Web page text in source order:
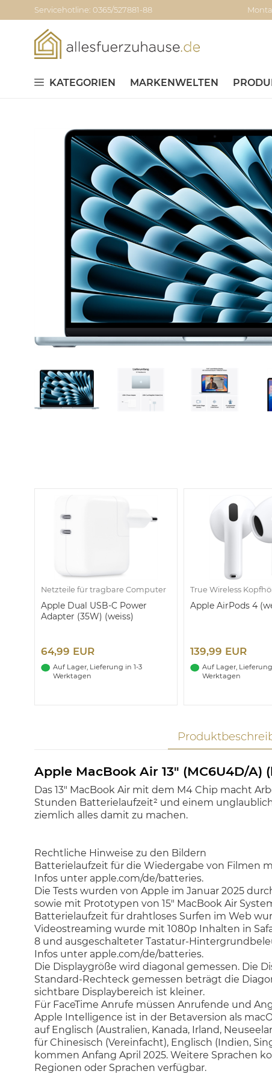
Servicehotline: 0365/527881-88
KATEGORIEN MARKENWELTEN
Netzteile für tragbare Computer
Apple Dual USB-C Power
Adapter (35W) (weiss)
64,99 EUR
Auf Lager, Lieferung in 1-3
Werktagen
True Wireless
Apple AirPods 4
139,99 EUR
Auf Lager, Lieferung
Werktagen
Apple MacBook Air 13" (MC6U4D/A)
Das 13" MacBook Air mit dem M4 Chip macht
Stunden Batterielaufzeit² und einem
ziemlich alles damit zu machen.
Rechtliche Hinweise zu den Bildern
Batterielaufzeit für die Wiedergabe von Filmen
Infos unter apple.com/de/batteries.
Die Tests wurden von Apple im Januar 2025
sowie mit Prototypen von 15" MacBook Air
Batterielaufzeit für drahtloses Surfen im Web
Videostreaming wurde mit 1080p Inhalten in
8 und ausgeschalteter Tastatur-
Infos unter apple.com/de/batteries.
Die Displaygröße wird diagonal gemessen. Die
Standard-Rechteck gemessen beträgt die
sichtbare Displaybereich ist kleiner.
Für FaceTime Anrufe müssen Anrufende und
Apple Intelligence ist in der Betaversion als
auf Englisch (Australien, Kanada, Irland,
für Chinesisch (Vereinfacht), Englisch (Indien,
kommen Anfang April 2025. Weitere Sprachen
Regionen oder Sprachen verfügbar.